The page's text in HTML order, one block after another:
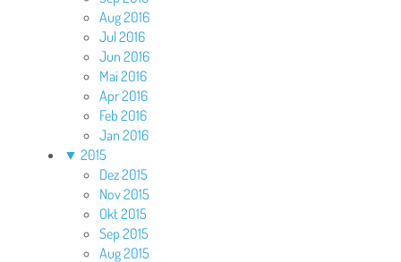
Aug 2016
Jul 2016
Jun 2016
Mai 2016
Apr 2016
Feb 2016
Jan 2016
▼ 2015
Dez 2015
Nov 2015
Okt 2015
Sep 2015
Aug 2015